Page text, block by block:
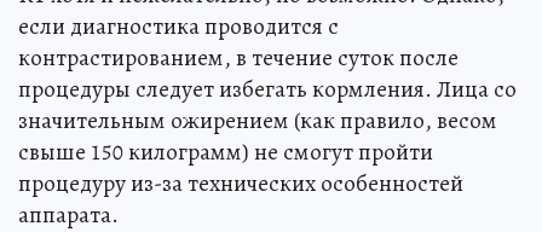
если диагностика проводится с
контрастированием, в течение суток после
процедуры следует избегать кормления. Лица со
значительным ожирением (как правило, весом
свыше 150 килограмм) не смогут пройти
процедуру из-за технических особенностей
аппарата.